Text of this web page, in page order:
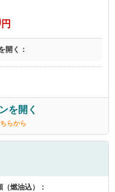
円
開く：
を開く
らから
燃油込）：